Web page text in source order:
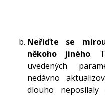
Neřiďte se
někoho jiného.
uvedených
nedávno
dlouho